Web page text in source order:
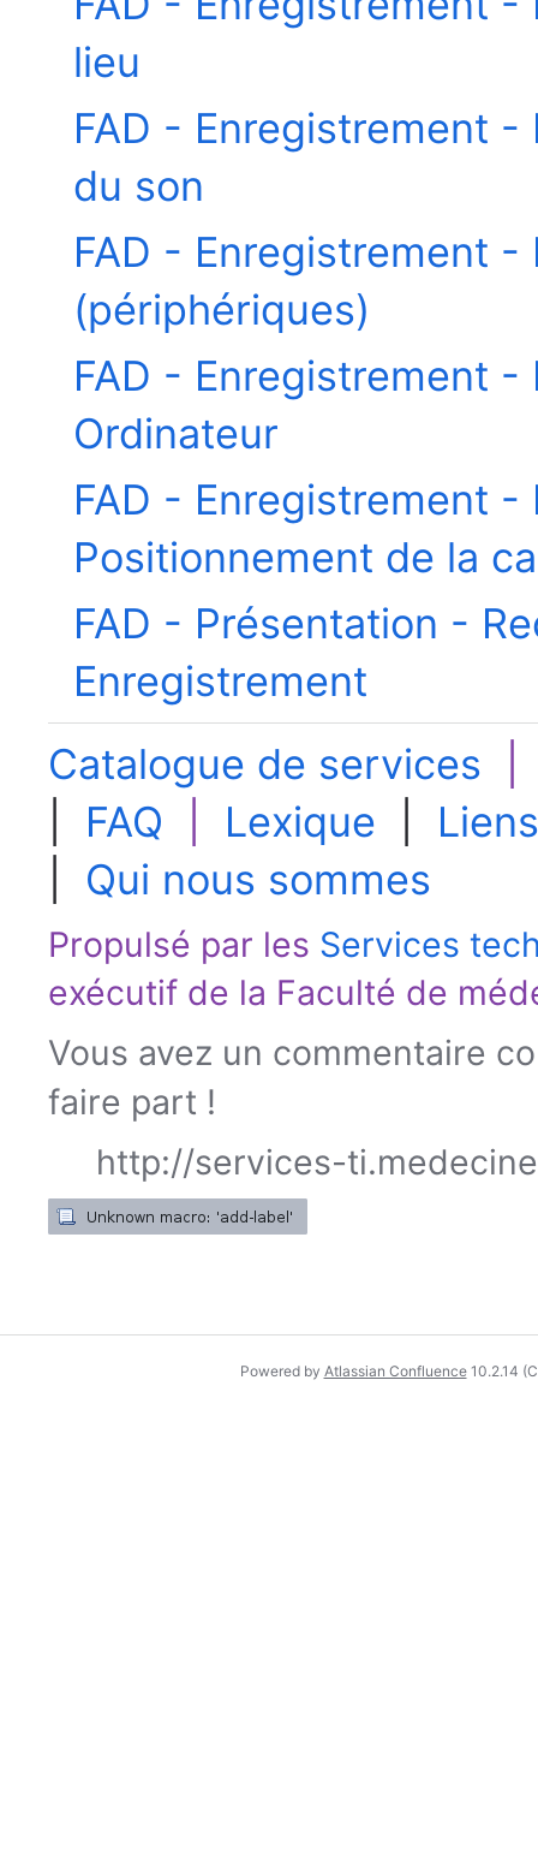
lieu
FAD - Enregistrement
du son
FAD - Enregistrement
(périphériques)
FAD - Enregistrement
Ordinateur
FAD - Enregistrement
Positionnement de la
FAD - Présentation -
Enregistrement
Catalogue de services
FAQ Lexique
Qui nous sommes
Propulsé par les Services
exécutif de la Faculté de
Vous avez un commentaire
faire part !
http://services-
Powered by Atlassian Confluence 10.2.14